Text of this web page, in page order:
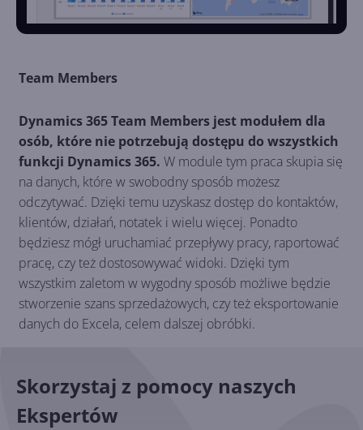
Team Members
Dynamics 365 Team Members jest modułem dla
osób, które nie potrzebują dostępu do wszystkich
funkcji Dynamics 365. W module tym praca skupia się
na danych, które w swobodny sposób możesz
odczytywać. Dzięki temu uzyskasz dostęp do kontaktów,
klientów, działań, notatek i wielu więcej. Ponadto
będziesz mógł uruchamiać przepływy pracy, raportować
pracę, czy też dostosowywać widoki. Dzięki tym
wszystkim zaletom w wygodny sposób możliwe będzie
stworzenie szans sprzedażowych, czy też eksportowanie
danych do Excela, celem dalszej obróbki.
Skorzystaj z pomocy naszych
Ekspertów